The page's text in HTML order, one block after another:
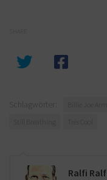
Schlagwörter:
Ralfi Ralf